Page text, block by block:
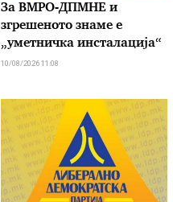
За ВМРО-ДПМНЕ и
згрешеното знаме е
„уметничка инсталација“
10/08/2026 11:08